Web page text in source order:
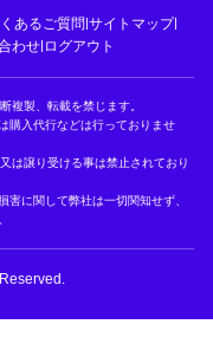
あるご質問|サイトマップ|
わせ| ログアウト
複製、転載を禁じます。
購入代行などは行っておりませ
は譲り受ける事は禁止されており
に関して弊社は一切関知せず、